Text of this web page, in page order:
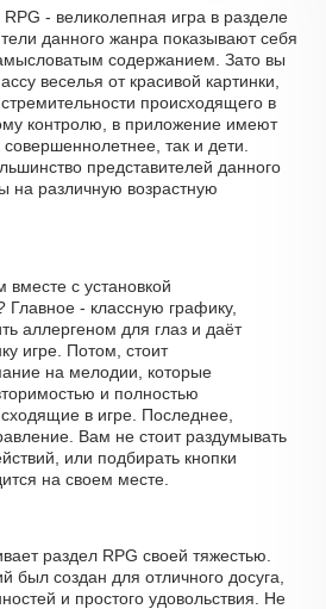
- великолепная игра в разделе
данного жанра показывают себя
содержанием. Зато вы
веселья от красивой картинки,
происходящего в
контролю, в приложение имеют
совершеннолетнее, так и дети.
представителей данного
на различную возрастную
с установкой
Главное - классную графику,
аллергеном для глаз и даёт
игре. Потом, стоит
на мелодии, которые
и полностью
в игре. Последнее,
Вам не стоит раздумывать
или подбирать кнопки
на своем месте.
раздел RPG своей тяжестью.
был создан для отличного досуга,
и простого удовольствия. Не